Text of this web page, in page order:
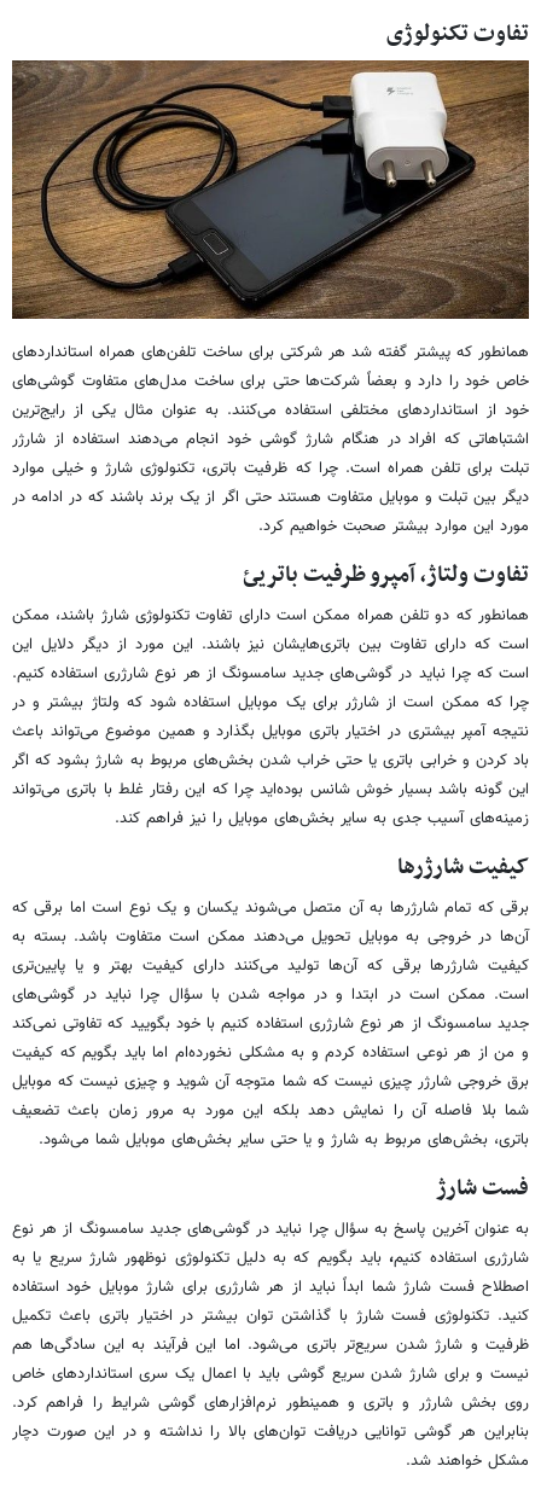
تفاوت تکنولوژی
همانطور که پیشتر گفته شد هر شرکتی برای ساخت تلفن‌های همراه استانداردهای
خاص خود را دارد و بعضاً شرکت‌ها حتی برای ساخت مدل‌های متفاوت گوشی‌های
خود از استانداردهای مختلفی استفاده می‌کنند. به عنوان مثال یکی از رایج‌ترین
اشتباهاتی که افراد در هنگام شارژ گوشی خود انجام می‌دهند استفاده از شارژر
تبلت برای تلفن همراه است. چرا که ظرفیت باتری، تکنولوژی شارژ و خیلی موارد
دیگر بین تبلت و موبایل متفاوت هستند حتی اگر از یک برند باشند که در ادامه در
مورد این موارد بیشتر صحبت خواهیم کرد.
تفاوت ولتاژ، آمپرو ظرفیت باتریئ
همانطور که دو تلفن همراه ممکن است دارای تفاوت تکنولوژی شارژ باشند، ممکن
است که دارای تفاوت بین باتری‌هایشان نیز باشند. این مورد از دیگر دلایل این
است که چرا نباید در گوشی‌های جدید سامسونگ از هر نوع شارژری استفاده کنیم.
چرا که ممکن است از شارژر برای یک موبایل استفاده شود که ولتاژ بیشتر و در
نتیجه آمپر بیشتری در اختیار باتری موبایل بگذارد و همین موضوع می‌تواند باعث
باد کردن و خرابی باتری یا حتی خراب شدن بخش‌های مربوط به شارژ بشود که اگر
این گونه باشد بسیار خوش شانس بوده‌اید چرا که این رفتار غلط با باتری می‌تواند
زمینه‌های آسیب جدی به سایر بخش‌های موبایل را نیز فراهم کند.
کیفیت شارژرها
برقی که تمام شارژرها به آن متصل می‌شوند یکسان و یک نوع است اما برقی که
آن‌ها در خروجی به موبایل تحویل می‌دهند ممکن است متفاوت باشد. بسته به
کیفیت شارژرها برقی که آن‌ها تولید می‌کنند دارای کیفیت بهتر و یا پایین‌تری
است. ممکن است در ابتدا و در مواجه شدن با سؤال چرا نباید در گوشی‌های
جدید سامسونگ از هر نوع شارژری استفاده کنیم با خود بگویید که تفاوتی نمی‌کند
و من از هر نوعی استفاده کردم و به مشکلی نخورده‌ام اما باید بگویم که کیفیت
برق خروجی شارژر چیزی نیست که شما متوجه آن شوید و چیزی نیست که موبایل
شما بلا فاصله آن را نمایش دهد بلکه این مورد به مرور زمان باعث تضعیف
باتری، بخش‌های مربوط به شارژ و یا حتی سایر بخش‌های موبایل شما می‌شود.
فست شارژ
به عنوان آخرین پاسخ به سؤال چرا نباید در گوشی‌های جدید سامسونگ از هر نوع
شارژری استفاده کنیم، باید بگویم که به دلیل تکنولوژی نوظهور شارژ سریع یا به
اصطلاح فست شارژ شما ابداً نباید از هر شارژری برای شارژ موبایل خود استفاده
کنید. تکنولوژی فست شارژ با گذاشتن توان بیشتر در اختیار باتری باعث تکمیل
ظرفیت و شارژ شدن سریع‌تر باتری می‌شود. اما این فرآیند به این سادگی‌ها هم
نیست و برای شارژ شدن سریع گوشی باید با اعمال یک سری استانداردهای خاص
روی بخش شارژر و باتری و همینطور نرم‌افزارهای گوشی شرایط را فراهم کرد.
بنابراین هر گوشی توانایی دریافت توان‌های بالا را نداشته و در این صورت دچار
مشکل خواهند شد.